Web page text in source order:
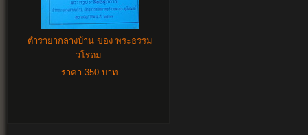
ตำรายากลางบ้าน ของ พระธรรม
วโรดม
ราคา 350 บาท